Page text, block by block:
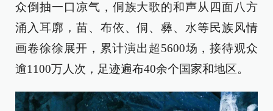
众倒抽一口凉气，侗族大歌的和声从四面八方
涌入耳廓，苗、布依、侗、彝、水等民族风情
画卷徐徐展开，累计演出超5600场，接待观众
逾1100万人次，足迹遍布40余个国家和地区。